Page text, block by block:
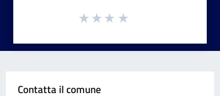
Contatta il comune